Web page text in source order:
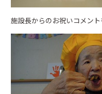
施設長からのお祝いコメン